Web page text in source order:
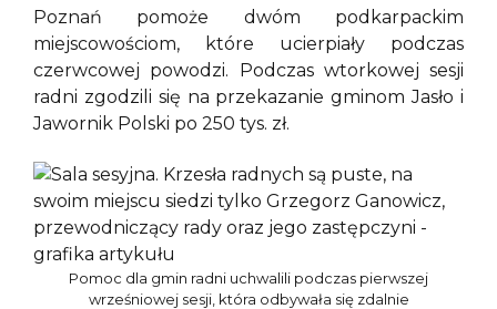
Poznań pomoże dwóm podkarpackim
miejscowościom, które ucierpiały podczas
czerwcowej powodzi. Podczas wtorkowej sesji
radni zgodzili się na przekazanie gminom Jasło i
Jawornik Polski po 250 tys. zł.
Pomoc dla gmin radni uchwalili podczas pierwszej
wrześniowej sesji, która odbywała się zdalnie